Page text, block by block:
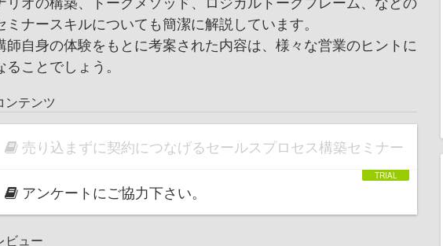
ミナースキルについても簡潔に解説しています。
師自身の体験をもとに考案された内容は、様々な営業のヒントに
ることでしょう。
ンテンツ
売り込まずに契約につなげるセールスプロセス構築セミナー
アンケートにご協力下さい。
ビュー